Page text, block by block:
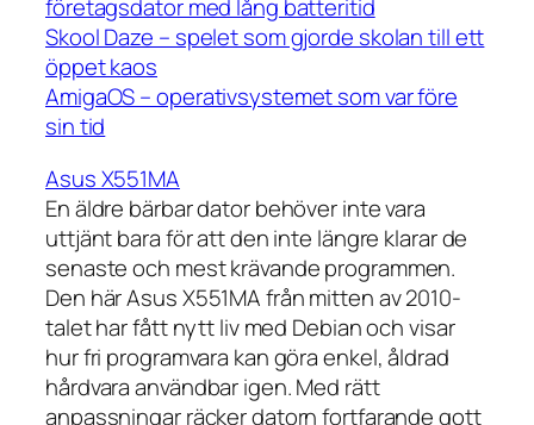
företagsdator med lång batteritid
Skool Daze – spelet som gjorde skolan till ett
öppet kaos
AmigaOS – operativsystemet som var före
sin tid
Asus X551MA
En äldre bärbar dator behöver inte vara
uttjänt bara för att den inte längre klarar de
senaste och mest krävande programmen.
Den här Asus X551MA från mitten av 2010-
talet har fått nytt liv med Debian och visar
hur fri programvara kan göra enkel, åldrad
hårdvara användbar igen. Med rätt
anpassningar räcker datorn fortfarande gott